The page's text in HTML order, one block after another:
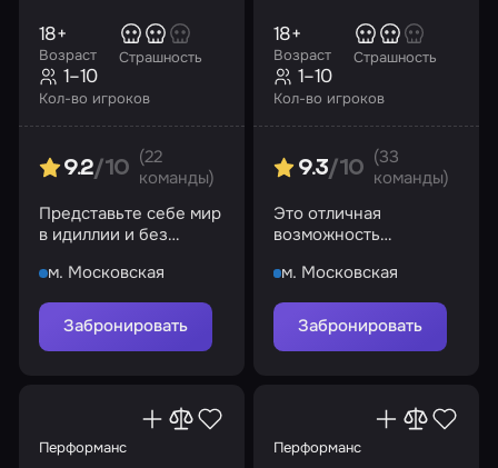
Возраст
18+
Страшность
Кол-во игроков
1–10
9.2/10
(22
команды)
Представьте себе мир
в идиллии и без
недоверия, но что за
этим стоит?
м. Московская
Забронировать
Возраст
18+
Страшность
Кол-во игроков
1–10
9.3/10
(33
команды)
Это отличная
возможность
м. Московская
Забронировать
Перформанс Перформанс